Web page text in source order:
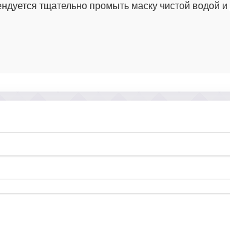
тщательно промыть маску чистой водой